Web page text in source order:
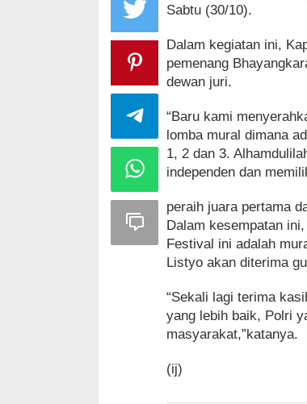
Sabtu (30/10).
Dalam kegiatan ini,
pemenang
dewan juri.
“Baru kami
lomba mural dimana
1, 2 dan 3.
independen dan
peraih juara pertama
Dalam kesempatan
Festival ini adalah
Listyo akan diterima
“Sekali lagi terima
yang lebih baik, Polri
masyarakat,”katanya.
(ij)